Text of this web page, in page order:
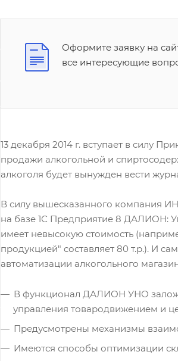
Оформите заявку на
все интересующие
13 декабря 2014 г. вступает в силу
продажи алкогольной и
алкоголя будет вынужден вести
В силу вышесказанного компания
на базе 1С Предприятие 8 ДАЛИОН:
имеет невысокую стоимость
продукцией" составляет 80 т.р.). И
автоматизации алкогольного
В функционал ДАЛИОН УНО
управления товародвижением и
Предусмотрены механизмы
Имеются способы оптимизации